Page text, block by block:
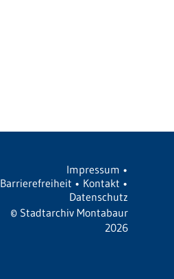
Impressum •
Barrierefreiheit • Kontakt •
Datenschutz
© Stadtarchiv Montabaur
2026